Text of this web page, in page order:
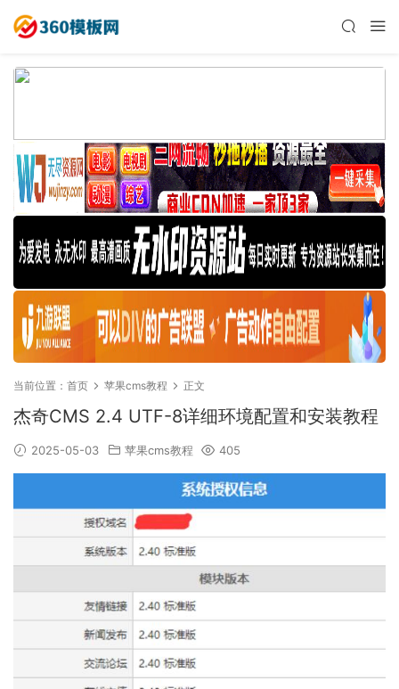
当前位置： 首页 苹果cms教程 正文
杰奇CMS 2.4 UTF-8详细环境配置和安装教程
2025-05-03 苹果cms教程 405